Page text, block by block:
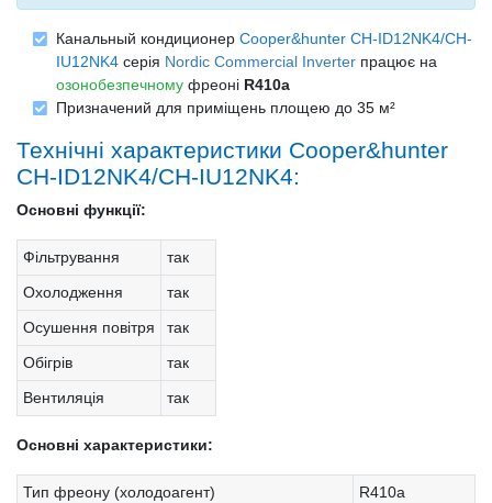
Канальный кондиционер Cooper&hunter CH-ID12NK4/CH-
IU12NK4 серія Nordic Commercial Inverter працює на
озонобезпечному фреоні R410a
Призначений для приміщень площею до 35 м²
Технічні характеристики Cooper&hunter
CH-ID12NK4/CH-IU12NK4:
Основні функції:
Фільтрування
так
Охолодження
так
Осушення повітря
так
Обігрів
так
Вентиляція
так
Основні характеристики:
Тип фреону (холодоагент)
R410a